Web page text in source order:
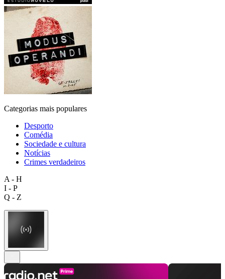
Categorias mais populares
Desporto
Comédia
Sociedade e cultura
Notícias
Crimes verdadeiros
A - H
I - P
Q - Z